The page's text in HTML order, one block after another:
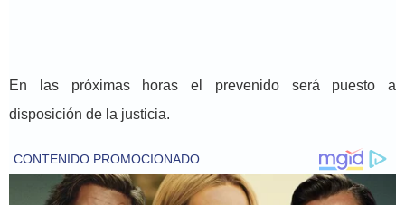
En las próximas horas el prevenido será puesto a
disposición de la justicia.